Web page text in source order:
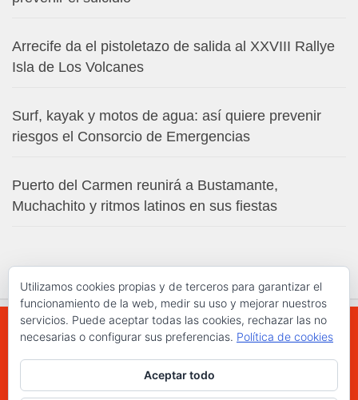
Arrecife da el pistoletazo de salida al XXVIII Rallye
Isla de Los Volcanes
Surf, kayak y motos de agua: así quiere prevenir
riesgos el Consorcio de Emergencias
Puerto del Carmen reunirá a Bustamante,
Muchachito y ritmos latinos en sus fiestas
WWW.ELCHAPLON.COM © 2026. Todos los
derechos reservados.
Utilizamos cookies propias y de terceros para garantizar el
funcionamiento de la web, medir su uso y mejorar nuestros
servicios. Puede aceptar todas las cookies, rechazar las no
necesarias o configurar sus preferencias. Política de cookies
Aceptar todo